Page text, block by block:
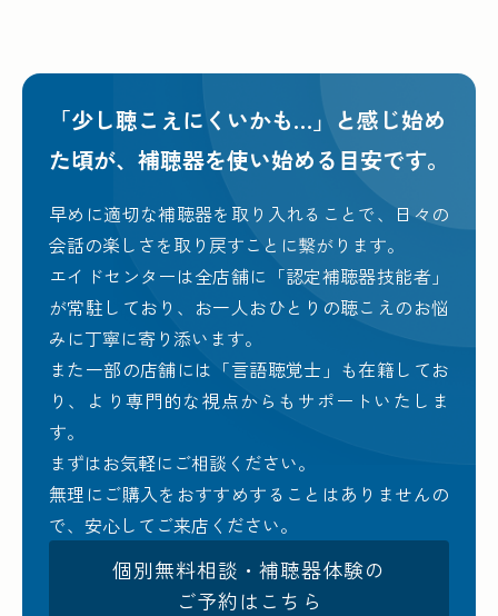
「少し聴こえにくいかも…」と感じ始め
た頃が、 補聴器を使い始める目安です。
早めに適切な補聴器を取り入れることで、日々の
会話の楽しさを取り戻すことに繋がります。
エイドセンターは全店舗に「認定補聴器技能者」
が常駐しており、お一人おひとりの聴こえのお悩
みに丁寧に寄り添います。
また一部の店舗には「言語聴覚士」も在籍してお
り、より専門的な視点からもサポートいたしま
す。
まずはお気軽にご相談ください。
無理にご購入をおすすめすることはありませんの
で、安心してご来店ください。
個別無料相談・補聴器体験の
ご予約はこちら